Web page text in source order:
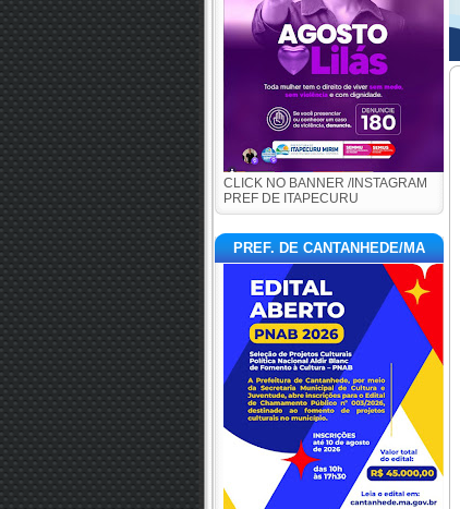
CLICK NO BANNER /INSTAGRAM
PREF DE ITAPECURU
PREF. DE CANTANHEDE/MA